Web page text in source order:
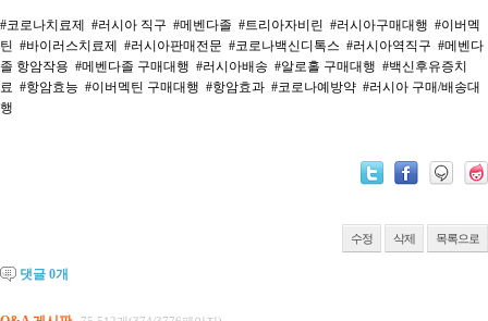
#코로나치료제 #러시아 직구 #메벤다졸 #트리아자비린 #러시아구매대행 #이버멕
틴 #바이러스치료제 #러시아판매전문 #코로나백신디톡스 #러시아역직구 #메벤다
졸 항암작용 #메벤다졸 구매대행 #러시아배송 #알로홀 구매대행 #백신후유증치
료 #항암효능 #이버멕틴 구매대행 #항암효과 #코로나예방약 #러시아 구매/배송대
행
수정 삭제 목록으로
댓글 0개